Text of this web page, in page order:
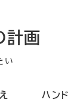
計画
い
ハン